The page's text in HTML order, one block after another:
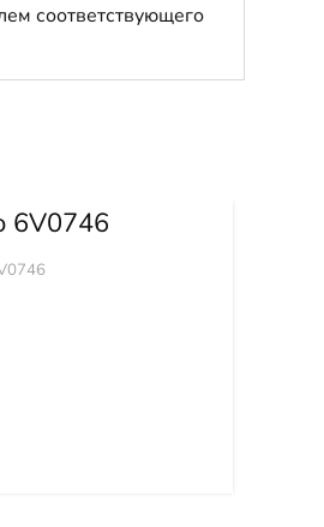
соответствующего
6V0746